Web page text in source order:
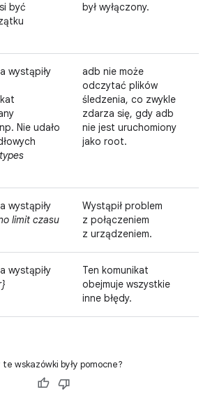
być
był wyłączony.
wystąpiły
Nie udało
adb nie może
odczytać plików
śledzenia, co zwykle
zdarza się, gdy adb
nie jest uruchomiony
jako root.
wystąpiły
limit czasu
Wystąpił problem
z połączeniem
z urządzeniem.
wystąpiły
Ten komunikat
obejmuje wszystkie
inne błędy.
te wskazówki były pomocne?